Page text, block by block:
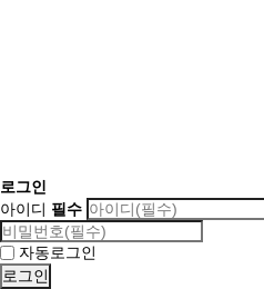
로그인
아이디 필수
자동로그인